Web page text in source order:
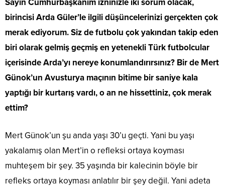
Sayın Cumhurbaşkanım izninizle iki sorum olacak,
birincisi Arda Güler’le ilgili düşüncelerinizi gerçekten çok
merak ediyorum. Siz de futbolu çok yakından takip eden
biri olarak gelmiş geçmiş en yetenekli Türk futbolcular
içerisinde Arda’yı nereye konumlandırırsınız? Bir de Mert
Günok’un Avusturya maçının bitime bir saniye kala
yaptığı bir kurtarış vardı, o an ne hissettiniz, çok merak
ettim?
Mert Günok’un şu anda yaşı 30’u geçti. Yani bu yaşı
yakalamış olan Mert’in o refleksi ortaya koyması
muhteşem bir şey. 35 yaşında bir kalecinin böyle bir
refleks ortaya koyması anlatılır bir şey değil. Yani adeta